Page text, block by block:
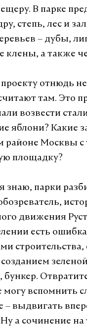
В парке
степь, лес и
– дубы,
клены, а также
отнюдь
там. Это
возвести
яблони? Какие
районе Москвы с
площадку?
знаю, парки
движения
есть
созданием
бункер.
могу вспомнить
– выдвигать
а сочинение